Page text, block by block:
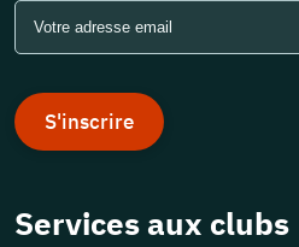
S'inscrire
Services aux clubs